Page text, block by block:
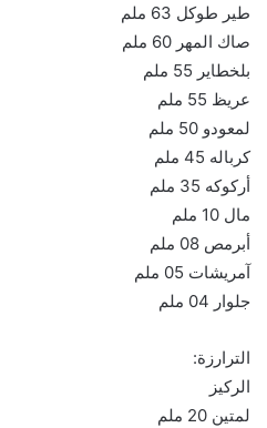
طير طوكل 63 ملم
صاك المهر 60 ملم
بلخطاير 55 ملم
عريظ 55 ملم
لمعودو 50 ملم
كرباله 45 ملم
أركوكه 35 ملم
مال 10 ملم
أبرمص 08 ملم
آمريشات 05 ملم
جلوار 04 ملم
الترارزة:
الركيز
لمتين 20 ملم